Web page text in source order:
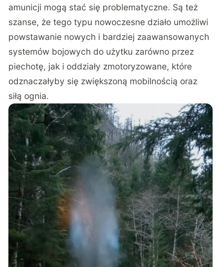
amunicji mogą stać się problematyczne. Są też
szanse, że tego typu nowoczesne działo umożliwi
powstawanie nowych i bardziej zaawansowanych
systemów bojowych do użytku zarówno przez
piechotę, jak i oddziały zmotoryzowane, które
odznaczałyby się zwiększoną mobilnością oraz
siłą ognia.